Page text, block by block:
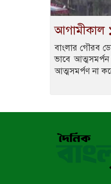
আগামীকাল
বাংলার গৌরব
ভাবে
আত্মসমর্পণ না